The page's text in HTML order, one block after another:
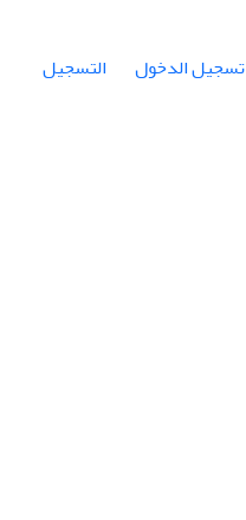
تسجيل الدخول التسجيل